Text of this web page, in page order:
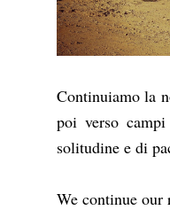
Continuiamo la
poi verso
solitudine e di
We continue our